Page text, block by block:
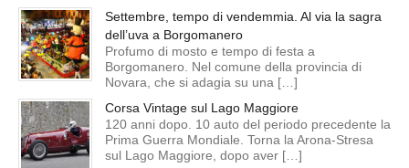
Settembre, tempo di vendemmia. Al via la sagra
dell’uva a Borgomanero
Profumo di mosto e tempo di festa a
Borgomanero. Nel comune della provincia di
Novara, che si adagia su una […]
Corsa Vintage sul Lago Maggiore
120 anni dopo. 10 auto del periodo precedente la
Prima Guerra Mondiale. Torna la Arona-Stresa
sul Lago Maggiore, dopo aver […]